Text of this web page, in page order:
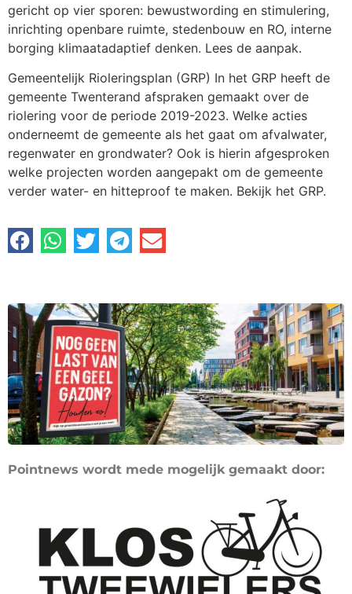
gericht op vier sporen: bewustwording en stimulering,
inrichting openbare ruimte, stedenbouw en RO, interne
borging klimaatadaptief denken. Lees de aanpak.
Gemeentelijk Rioleringsplan (GRP) In het GRP heeft de
gemeente Twenterand afspraken gemaakt over de
riolering voor de periode 2019-2023. Welke acties
onderneemt de gemeente als het gaat om afvalwater,
regenwater en grondwater? Ook is hierin afgesproken
welke projecten worden aangepakt om de gemeente
verder water- en hitteproof te maken. Bekijk het GRP.
Pointnews wordt mede mogelijk gemaakt door: